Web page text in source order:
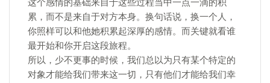
这个感情的基础来自于这些过程当中一点一滴的积
累，而不是来自于对方本身。换句话说，换一个人，
你照样可以和他她积累起深厚的感情。而关键就看谁
最开始和你开启这段旅程。
所以，少不更事的时候，我们总以为只有某个特定的
对象才能给我们带来这一切，只有他们才能给我们幸